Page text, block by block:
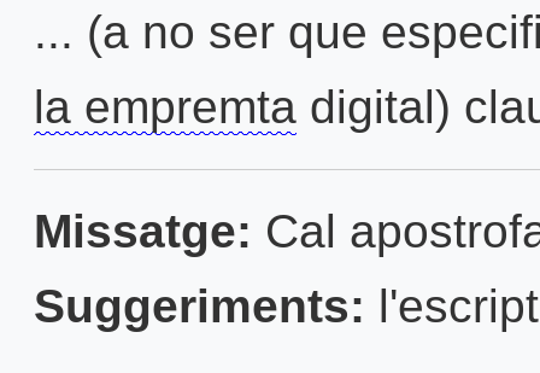
... (a no ser que
la empremta digital)
Missatge: Cal
Suggeriments: